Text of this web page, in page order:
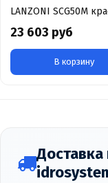
LANZONI SCG50M
23 603 руб
В корзину
Доставка